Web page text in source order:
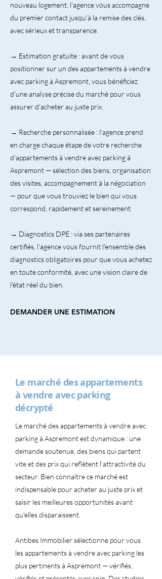
nouveau logement, l'agence vous accompagne
du premier contact jusqu'à la remise des clés,
avec sérieux et transparence.
→ Estimation gratuite : avant de vous
positionner sur un des appartements à vendre
avec parking à Aspremont, vous bénéficiez
d'une analyse précise du marché pour vous
assurer d'acheter au juste prix.
→ Recherche personnalisée : l'agence prend
en charge chaque étape de votre recherche
d'appartements à vendre avec parking à
Aspremont — sélection des biens, organisation
des visites, accompagnement à la négociation
— pour que vous trouviez le bien qui vous
correspond, rapidement et sereinement.
→ Diagnostics DPE : via ses partenaires
certifiés, l'agence vous fournit l'ensemble des
diagnostics obligatoires pour que vous achetez
en toute conformité, avec une vision claire de
l'état réel du bien.
DEMANDER UNE ESTIMATION
Le marché des appartements
à vendre avec parking
décrypté
Le marché des appartements à vendre avec
parking à Aspremont est dynamique : une
demande soutenue, des biens qui partent
vite et des prix qui reflètent l'attractivité du
secteur. Bien connaître ce marché est
indispensable pour acheter au juste prix et
saisir les meilleures opportunités avant
qu'elles disparaissent.
Antibes Immobilier sélectionne pour vous
les appartements à vendre avec parking les
plus pertinents à Aspremont — vérifiés,